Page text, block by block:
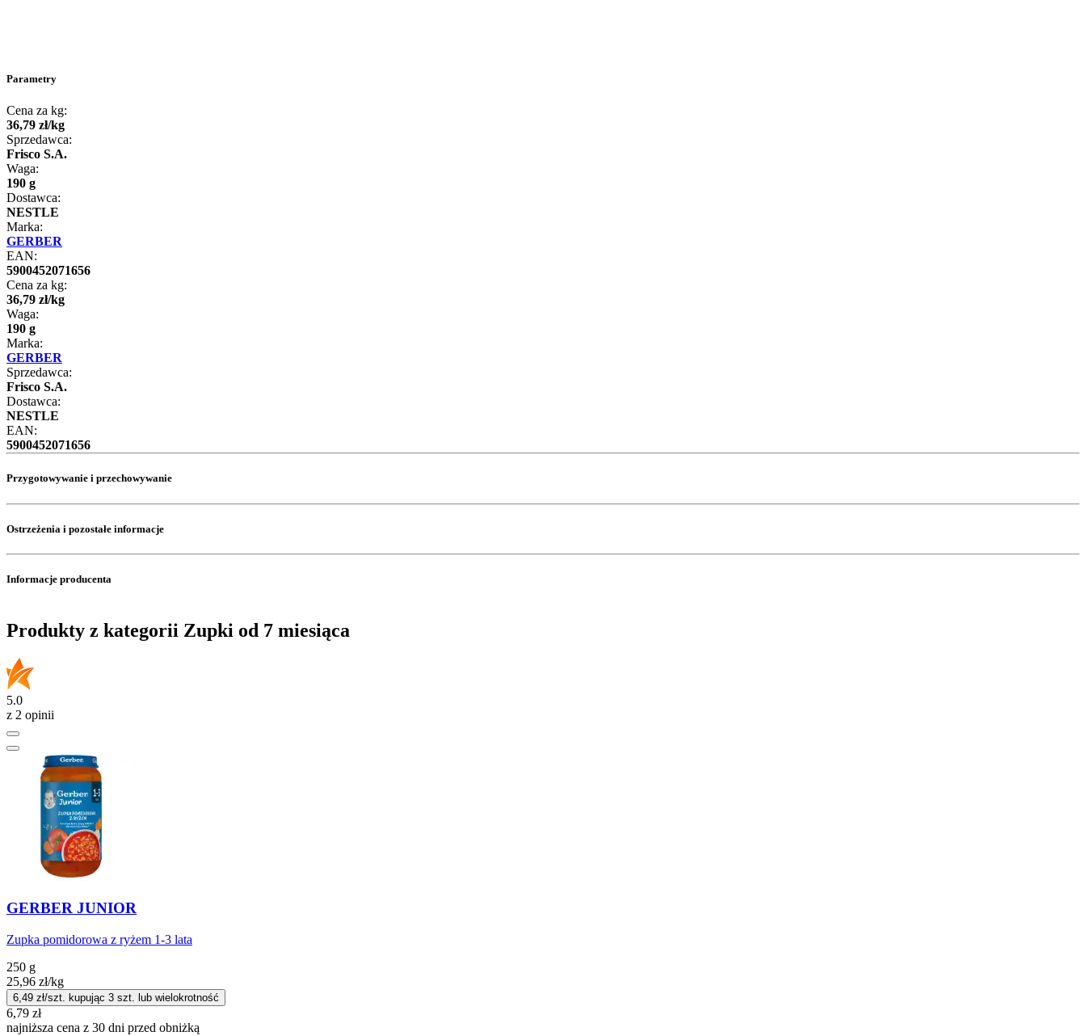
Parametry
Cena za kg:
36,79 zł/kg
Sprzedawca:
Frisco S.A.
Waga:
190 g
Dostawca:
NESTLE
Marka:
GERBER
EAN:
5900452071656
Cena za kg:
36,79 zł/kg
Waga:
190 g
Marka:
GERBER
Sprzedawca:
Frisco S.A.
Dostawca:
NESTLE
EAN:
5900452071656
Przygotowywanie i przechowywanie
Ostrzeżenia i pozostałe informacje
Informacje producenta
Produkty z kategorii Zupki od 7 miesiąca
5.0
z 2 opinii
GERBER JUNIOR
Zupka pomidorowa z ryżem 1-3 lata
250 g
25,96 zł/kg
6,49 zł/szt. kupując 3 szt. lub wielokrotność
6,79 zł
najniższa cena z 30 dni przed obniżką